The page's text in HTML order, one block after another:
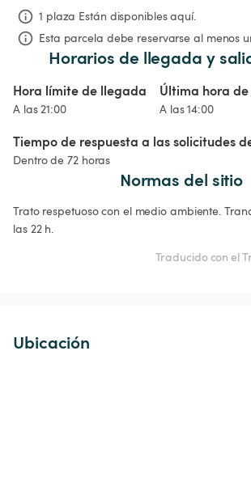
1 plaza Están disponibles aquí.
Esta parcela debe reservarse al menos
Horarios de llegada y
Hora límite de llegada
A las 21:00
Última hora
A las 14:00
Tiempo de respuesta a las solicitudes
Dentro de 72 horas
Normas del sitio
Trato respetuoso con el medio ambiente.
las 22 h.
Traducido con el
Ubicación